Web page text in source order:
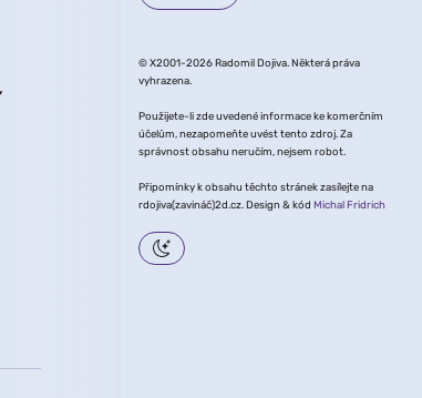
© X2001-2026 Radomil Dojiva. Některá práva
vyhrazena.
Použijete-li zde uvedené informace ke komerčním
účelům, nezapomeňte uvést tento zdroj. Za
správnost obsahu neručím, nejsem robot.
Připomínky k obsahu těchto stránek zasílejte na
rdojiva(zavináč)2d.cz. Design & kód Michal Fridrich